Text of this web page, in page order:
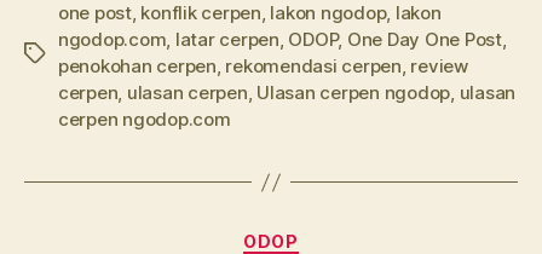
Tags
one post, konflik cerpen, lakon ngodop, lakon
ngodop.com, latar cerpen, ODOP, One Day One Post,
penokohan cerpen, rekomendasi cerpen, review
cerpen, ulasan cerpen, Ulasan cerpen ngodop, ulasan
cerpen ngodop.com
Categories
ODOP